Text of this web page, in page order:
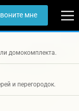
мне
домокомплекта.
и перегородок.